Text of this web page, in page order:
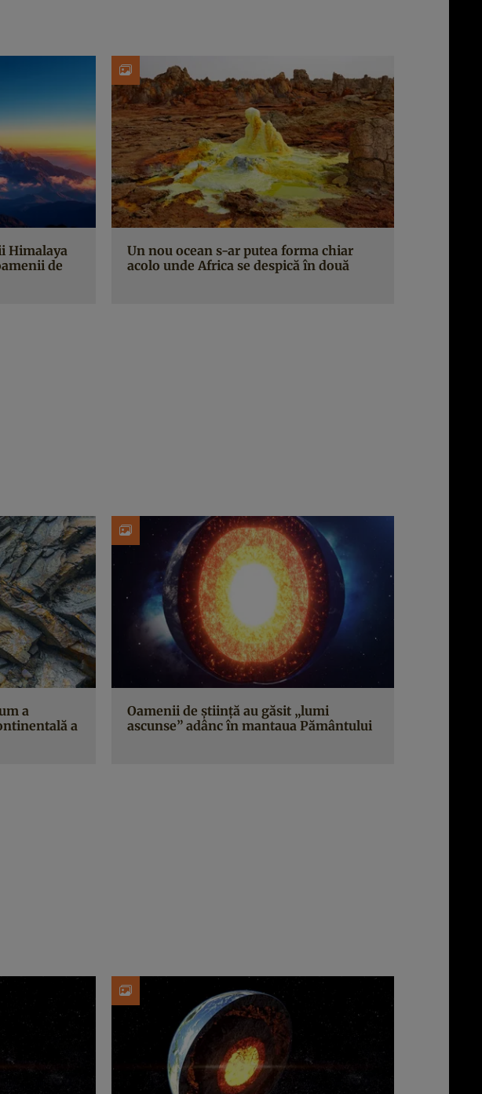
Himalaya
de
Un nou ocean s-ar putea forma chiar
acolo unde Africa se despică în două
a
a
Oamenii de știință au găsit „lumi
ascunse” adânc în mantaua Pământului